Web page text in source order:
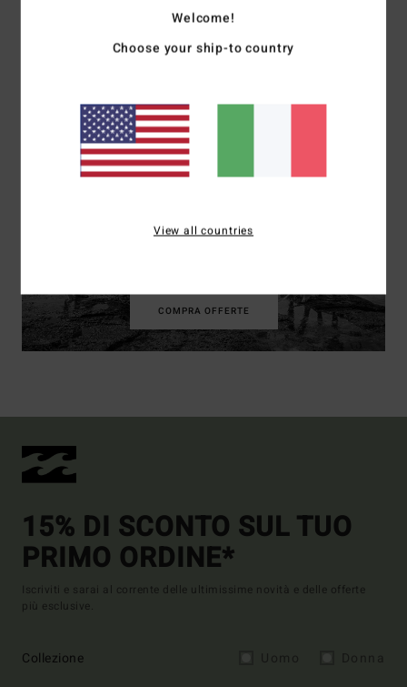
COMPRA OFFERTE
15% DI SCONTO SUL TUO
PRIMO ORDINE*
Iscriviti e sarai al corrente delle ultimissime novità e delle offerte
più esclusive.
Collezione
Welcome!
Choose your ship-to country
View all countries